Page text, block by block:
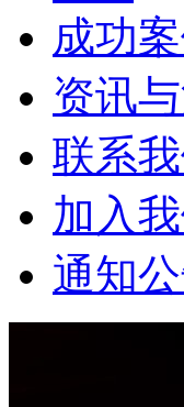
成功案
资讯
联系
加入
通知